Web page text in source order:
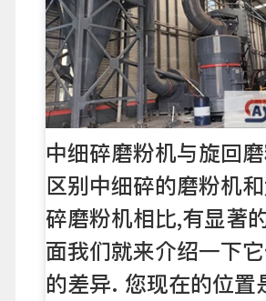
中细碎磨粉机与旋回
区别中细碎的磨粉机
碎磨粉机相比,有显著
面我们就来介绍一下
的差异. 您现在的位置